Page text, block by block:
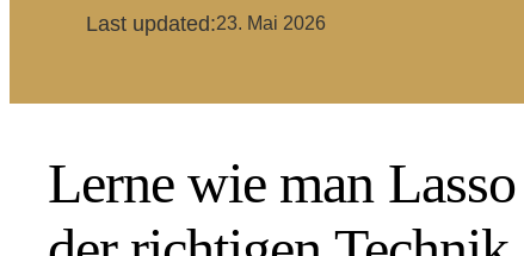
Last updated:23. Mai 2026
Lerne wie man